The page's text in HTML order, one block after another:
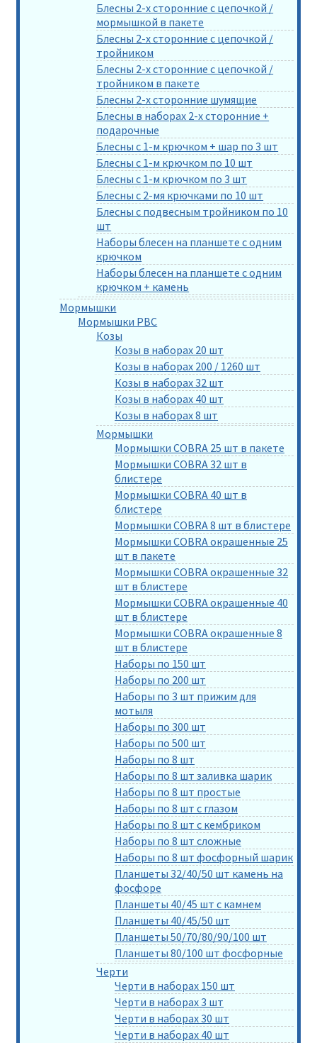
Блесны 2-х сторонние с цепочкой /
мормышкой в пакете
Блесны 2-х сторонние с цепочкой /
тройником
Блесны 2-х сторонние с цепочкой /
тройником в пакете
Блесны 2-х сторонние шумящие
Блесны в наборах 2-х сторонние +
подарочные
Блесны с 1-м крючком + шар по 3 шт
Блесны с 1-м крючком по 10 шт
Блесны с 1-м крючком по 3 шт
Блесны с 2-мя крючками по 10 шт
Блесны с подвесным тройником по 10
шт
Наборы блесен на планшете с одним
крючком
Наборы блесен на планшете с одним
крючком + камень
Мормышки
Мормышки РВС
Козы
Козы в наборах 20 шт
Козы в наборах 200 / 1260 шт
Козы в наборах 32 шт
Козы в наборах 40 шт
Козы в наборах 8 шт
Мормышки
Мормышки COBRA 25 шт в пакете
Мормышки COBRA 32 шт в
блистере
Мормышки COBRA 40 шт в
блистере
Мормышки COBRA 8 шт в блистере
Мормышки COBRA окрашенные 25
шт в пакете
Мормышки COBRA окрашенные 32
шт в блистере
Мормышки COBRA окрашенные 40
шт в блистере
Мормышки COBRA окрашенные 8
шт в блистере
Наборы по 150 шт
Наборы по 200 шт
Наборы по 3 шт прижим для
мотыля
Наборы по 300 шт
Наборы по 500 шт
Наборы по 8 шт
Наборы по 8 шт заливка шарик
Наборы по 8 шт простые
Наборы по 8 шт с глазом
Наборы по 8 шт с кембриком
Наборы по 8 шт сложные
Наборы по 8 шт фосфорный шарик
Планшеты 32/40/50 шт камень на
фосфоре
Планшеты 40/45 шт с камнем
Планшеты 40/45/50 шт
Планшеты 50/70/80/90/100 шт
Планшеты 80/100 шт фосфорные
Черти
Черти в наборах 150 шт
Черти в наборах 3 шт
Черти в наборах 30 шт
Черти в наборах 40 шт